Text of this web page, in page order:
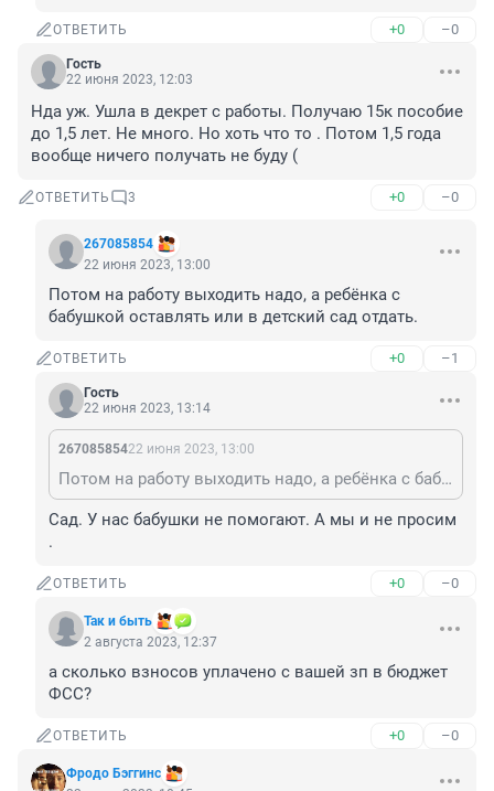
ОТВЕТИТЬ +0 –0
Гость
22 июня 2023, 12:03
Нда уж. Ушла в декрет с работы. Получаю 15к пособие
до 1,5 лет. Не много. Но хоть что то . Потом 1,5 года
вообще ничего получать не буду (
ОТВЕТИТЬ 3 +0 –0
267085854
22 июня 2023, 13:00
Потом на работу выходить надо, а ребёнка с
бабушкой оставлять или в детский сад отдать.
ОТВЕТИТЬ +0 –1
Гость
22 июня 2023, 13:14
26708585422 июня 2023, 13:00
Потом на работу выходить надо, а ребёнка с бабушкой оставлять или в детский сад отдать.
Сад. У нас бабушки не помогают. А мы и не просим
.
ОТВЕТИТЬ +0 –0
Так и быть
2 августа 2023, 12:37
а сколько взносов уплачено с вашей зп в бюджет
ФСС?
ОТВЕТИТЬ +0 –0
Фродо Бэггинс